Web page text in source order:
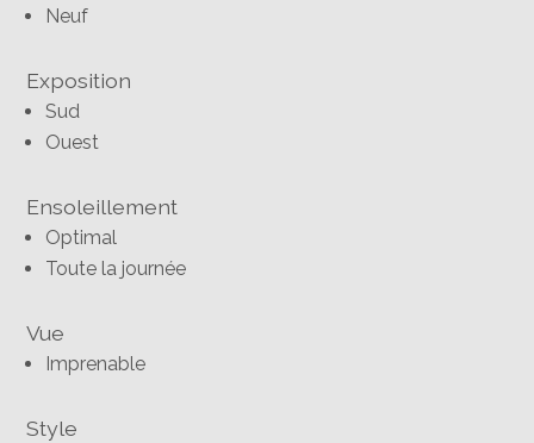
Neuf
Exposition
Sud
Ouest
Ensoleillement
Optimal
Toute la journée
Vue
Imprenable
Style